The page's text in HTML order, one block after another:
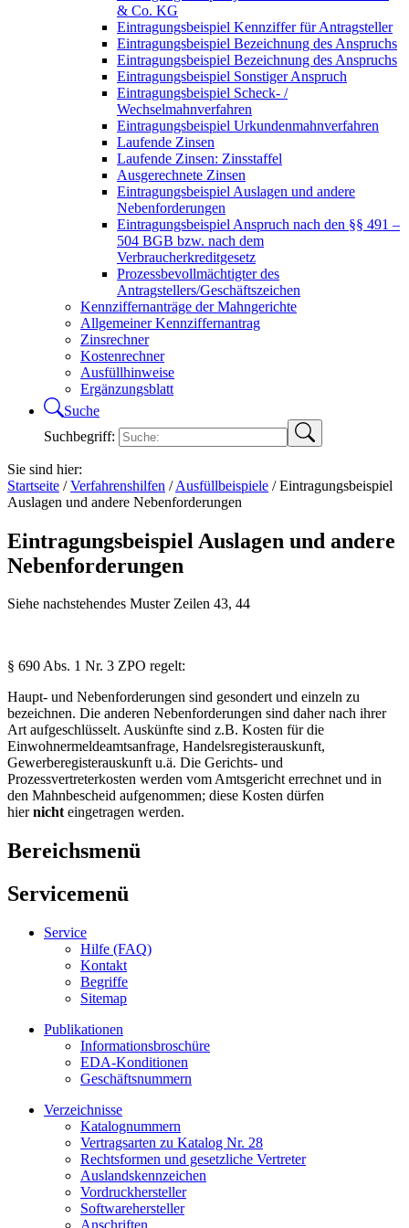
& Co. KG
Eintragungsbeispiel Kennziffer für Antragsteller
Eintragungsbeispiel Bezeichnung des Anspruchs
Eintragungsbeispiel Bezeichnung des Anspruchs
Eintragungsbeispiel Sonstiger Anspruch
Eintragungsbeispiel Scheck- /
Wechselmahnverfahren
Eintragungsbeispiel Urkundenmahnverfahren
Laufende Zinsen
Laufende Zinsen: Zinsstaffel
Ausgerechnete Zinsen
Eintragungsbeispiel Auslagen und andere
Nebenforderungen
Eintragungsbeispiel Anspruch nach den §§ 491 –
504 BGB bzw. nach dem
Verbraucherkreditgesetz
Prozessbevollmächtigter des
Antragstellers/Geschäftszeichen
Kennziffernanträge der Mahngerichte
Allgemeiner Kennziffernantrag
Zinsrechner
Kostenrechner
Ausfüllhinweise
Ergänzungsblatt
Suche
Suchbegriff:
Sie sind hier:
Startseite /Verfahrenshilfen /Ausfüllbeispiele /Eintragungsbeispiel
Auslagen und andere Nebenforderungen
Eintragungsbeispiel Auslagen und andere
Nebenforderungen
Siehe nachstehendes Muster Zeilen 43, 44
§ 690 Abs. 1 Nr. 3 ZPO regelt:
Haupt- und Nebenforderungen sind gesondert und einzeln zu
bezeichnen. Die anderen Nebenforderungen sind daher nach ihrer
Art aufgeschlüsselt. Auskünfte sind z.B. Kosten für die
Einwohnermeldeamtsanfrage, Handelsregisterauskunft,
Gewerberegisterauskunft u.ä. Die Gerichts- und
Prozessvertreterkosten werden vom Amtsgericht errechnet und in
den Mahnbescheid aufgenommen; diese Kosten dürfen
hiernichteingetragen werden.
Bereichsmenü
Servicemenü
Service
Hilfe (FAQ)
Kontakt
Begriffe
Sitemap
Publikationen
Informationsbroschüre
EDA-Konditionen
Geschäftsnummern
Verzeichnisse
Katalognummern
Vertragsarten zu Katalog Nr. 28
Rechtsformen und gesetzliche Vertreter
Auslandskennzeichen
Vordruckhersteller
Softwarehersteller